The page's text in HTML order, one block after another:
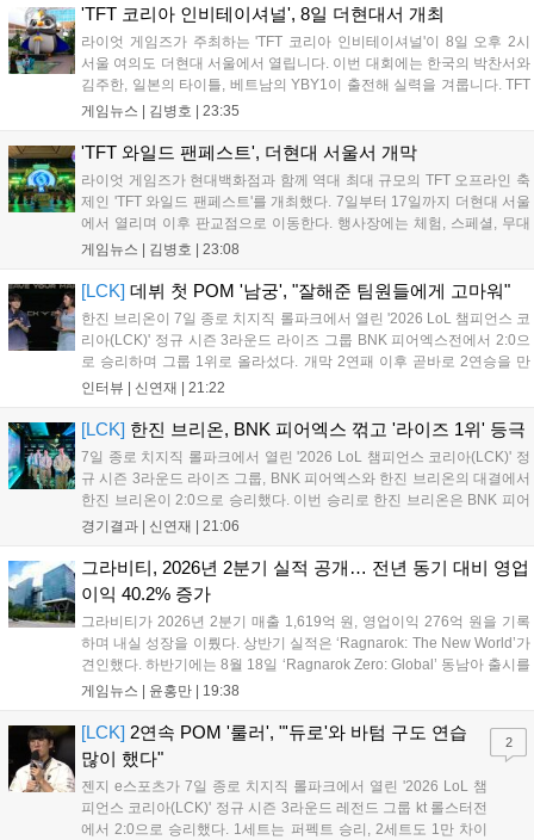
대폭 상승하는 성과를 냈습니다. 오는 10월 필리핀 마닐라에서 총상금
이드커넥트는 이를 통해 커뮤니티 중심의 장기 성장 모델을 지속할 방침
입니다....
'TFT 코리아 인비테이셔널', 8일 더현대서 개최
라이엇 게임즈가 주최하는 'TFT 코리아 인비테이셔널'이 8일 오후 2시
서울 여의도 더현대 서울에서 열립니다. 이번 대회에는 한국의 박찬서와
김주한, 일본의 타이틀, 베트남의 YBY1이 출전해 실력을 겨룹니다. TFT
는 소속팀 없이 개인 자격으로 참가하는 독특한 대회 구조를 가지며, 누
17일까지 이어지는 이번 행사는 신규 세트 체험과 공연 등 다양한 즐길
거리를 제공하며, 이후 현대백화점 판교점에서도 행사가 이어질 예정입
니다. 연말에는 라스베이거스 오픈이 개최됩니다....
게임뉴스 | 김병호 | 23:35
'TFT 와일드 팬페스트', 더현대 서울서 개막
라이엇 게임즈가 현대백화점과 함께 역대 최대 규모의 TFT 오프라인 축
제인 'TFT 와일드 팬페스트'를 개최했다. 7일부터 17일까지 더현대 서울
에서 열리며 이후 판교점으로 이동한다. 행사장에는 체험, 스페셜, 무대
존이 마련됐으며 8일 오후 2시 인비테이셔널, 15일 오후 2시 스트리머
다. 사전 예약은 조기 마감될 만큼 큰 인기를 끌고 있다....
게임뉴스 | 김병호 | 23:08
[LCK] 데뷔 첫 POM '남궁', "잘해준 팀원들에게 고마워"
한진 브리온이 7일 종로 치지직 롤파크에서 열린 '2026 LoL 챔피언스 코
리아(LCK)' 정규 시즌 3라운드 라이즈 그룹 BNK 피어엑스전에서 2:0으
로 승리하며 그룹 1위로 올라섰다. 개막 2연패 이후 곧바로 2연승을 만
들어내면서 이어질 4라운드에 대한 기대감을 올렸다. 다음은 이날 데뷔
인터뷰 | 신연재 | 21:22
[LCK] 한진 브리온, BNK 피어엑스 꺾고 '라이즈 1위' 등극
7일 종로 치지직 롤파크에서 열린 '2026 LoL 챔피언스 코리아(LCK)' 정
규 시즌 3라운드 라이즈 그룹, BNK 피어엑스와 한진 브리온의 대결에서
한진 브리온이 2:0으로 승리했다. 이번 승리로 한진 브리온은 BNK 피어
엑스를 제치고 라이즈 그룹 1위로 올라섰다. 1세트, 한진 브리온이 '로머'
경기결과 | 신연재 | 21:06
그라비티, 2026년 2분기 실적 공개… 전년 동기 대비 영업
이익 40.2% 증가
그라비티가 2026년 2분기 매출 1,619억 원, 영업이익 276억 원을 기록
하며 내실 성장을 이뤘다. 상반기 실적은 ‘Ragnarok: The New World’가
견인했다. 하반기에는 8월 18일 ‘Ragnarok Zero: Global’ 동남아 출시를
시작으로 9월 3일 ‘달려라 헤베레케 EX’, 9월 22일 ‘갈바테인’ 등 다양한
이’ 출시가 예정돼 있으며, 2027년에는 ‘Ragnarok 3’ 등 대작을 글로벌
출시할 계획이다. 그라비티는 조인트벤처 설립과 라그나로크 에코 시스
템 구축을 통해 신성장 동력을 확보할 방침이다....
게임뉴스 | 윤홍만 | 19:38
[LCK] 2연속 POM '룰러', "'듀로'와 바텀 구도 연습
많이 했다"
젠지 e스포츠가 7일 종로 치지직 롤파크에서 열린 '2026 LoL 챔
피언스 코리아(LCK)' 정규 시즌 3라운드 레전드 그룹 kt 롤스터전
에서 2:0으로 승리했다. 1세트는 퍼펙트 승리, 2세트도 1만 차이
2